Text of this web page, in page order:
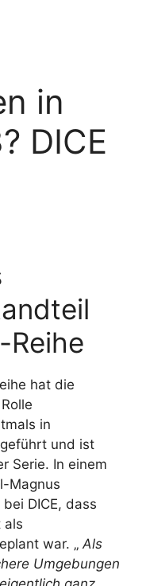
in
DICE
hat die
in
und ist
Serie. In einem
Magnus
DICE, dass
als
war. „Als
Umgebungen